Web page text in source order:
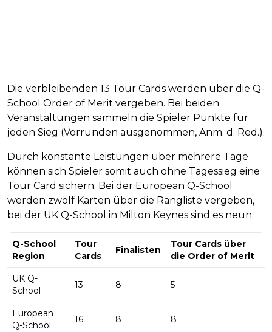
Die verbleibenden 13 Tour Cards werden über die Q-
School Order of Merit vergeben. Bei beiden
Veranstaltungen sammeln die Spieler Punkte für
jeden Sieg (Vorrunden ausgenommen, Anm. d. Red.).
Durch konstante Leistungen über mehrere Tage
können sich Spieler somit auch ohne Tagessieg eine
Tour Card sichern. Bei der European Q-School
werden zwölf Karten über die Rangliste vergeben,
bei der UK Q-School in Milton Keynes sind es neun.
Q-School
Region
Tour
Cards
Finalisten
Tour Cards über
die Order of Merit
UK Q-
School
13 8 5
European
Q-School
16 8 8